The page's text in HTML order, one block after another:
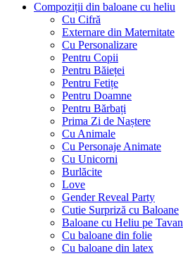
Compoziții din baloane cu heliu
Cu Cifră
Externare din Maternitate
Cu Personalizare
Pentru Copii
Pentru Băieței
Pentru Fetițe
Pentru Doamne
Pentru Bărbați
Prima Zi de Naștere
Cu Animale
Cu Personaje Animate
Cu Unicorni
Burlăcite
Love
Gender Reveal Party
Cutie Surpriză cu Baloane
Baloane cu Heliu pe Tavan
Cu baloane din folie
Cu baloane din latex